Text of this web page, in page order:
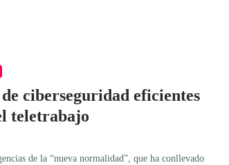
ciberseguridad eficientes
teletrabajo
de la “nueva normalidad”, que ha conllevado